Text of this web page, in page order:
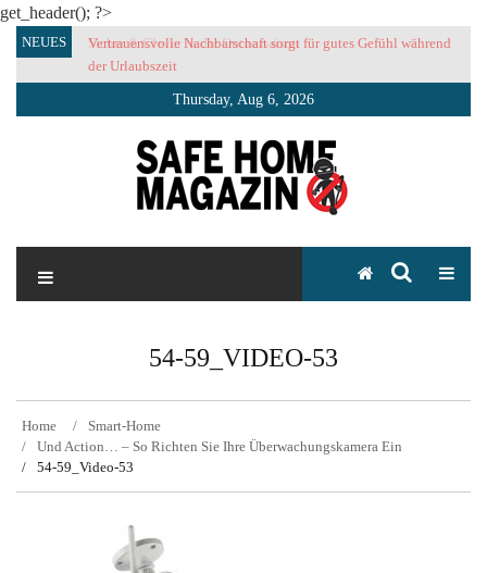
get_header(); ?>
SkipNEUES
Vertrauensvolle Nachbarschaft sorgt für gutes Gefühl während
der Urlaubszeit
Thursday, Aug 6, 2026
SAFE HOME Magazin
54-59_VIDEO-53
Home
Smart-Home
Und Action… – So Richten Sie Ihre Überwachungskamera Ein
54-59_Video-53